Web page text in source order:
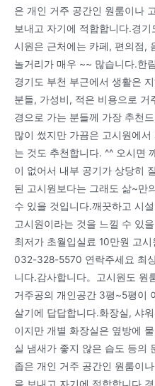
은 개인 거주 공간인 원룸이나
보내고 자기에 적합합니다.경
시원은 근처에는 카페, 편의점,
놀거리가 매우 ~~ 많습니다.한
경기도 부천 부근에서 생활은
분들, 가성비, 적은 비용으로
경으로 가는 분들께 가장 추천
많이 썼지만 가끔은 고시원에
는 것도 추천합니다. ^^ 오시면
이 없어서 내부 공기가 상당히
된 고시원보다는 그래도 삶~만
수 있을 것입니다.깨끗하고 시
고시원이라는 것을 느낄 수 있
최저가 초월입실료 10만원 고
032-328-5570 연락주세요 최
니다.감사합니다。고시원도 원
거주공의 개인공간 3평~5평이
살기에 답답합니다.화장실, 샤
이지만 개별 화장실은 옆방에
실 냄새가 좋지 않은 습도 등의
좁은 개인 거주 공간인 원룸이